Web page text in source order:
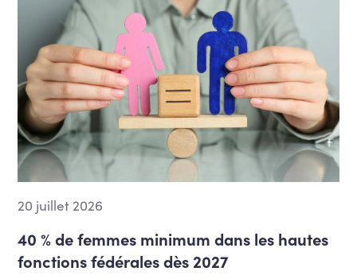
20 juillet 2026
40 % de femmes minimum dans les hautes
fonctions fédérales dès 2027